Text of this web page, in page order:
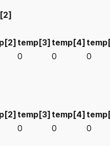
temp[3] temp[4]
0 0
0
temp[3] temp[4]
0 0 0